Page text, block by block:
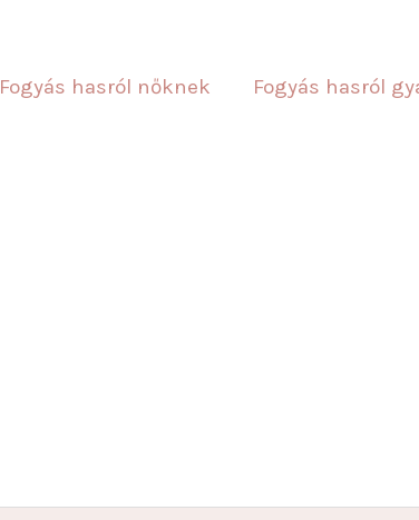
Fogyás hasról nőknek Fogyás hasról